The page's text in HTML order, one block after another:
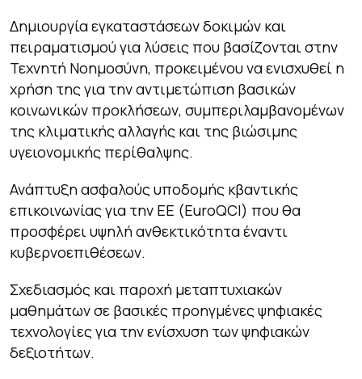
Δημιουργία εγκαταστάσεων δοκιμών και
πειραματισμού για λύσεις που βασίζονται στην
Τεχνητή Νοημοσύνη, προκειμένου να ενισχυθεί η
χρήση της για την αντιμετώπιση βασικών
κοινωνικών προκλήσεων, συμπεριλαμβανομένων
της κλιματικής αλλαγής και της βιώσιμης
υγειονομικής περίθαλψης.
Ανάπτυξη ασφαλούς υποδομής κβαντικής
επικοινωνίας για την ΕΕ (EuroQCI) που θα
προσφέρει υψηλή ανθεκτικότητα έναντι
κυβερνοεπιθέσεων.
Σχεδιασμός και παροχή μεταπτυχιακών
μαθημάτων σε βασικές προηγμένες ψηφιακές
τεχνολογίες για την ενίσχυση των ψηφιακών
δεξιοτήτων.